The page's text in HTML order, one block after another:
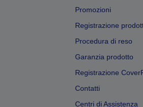
Promozioni
Registrazione
Procedura di reso
Garanzia prodotto
Registrazione
Contatti
Centri di Assistenza